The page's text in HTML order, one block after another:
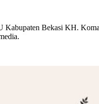
Kabupaten Bekasi KH.